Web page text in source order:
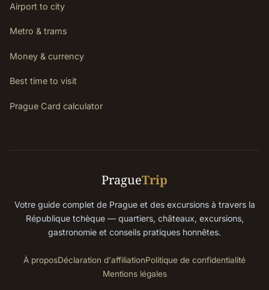
Airport to city
Metro & trams
Money & currency
Best time to visit
Prague Card calculator
PragueTrip
Votre guide complet de Prague et des excursions à travers la
République tchèque — quartiers, châteaux, excursions,
gastronomie et conseils pratiques honnêtes.
À proposDéclaration d'affiliationPolitique de confidentialité
Mentions légales